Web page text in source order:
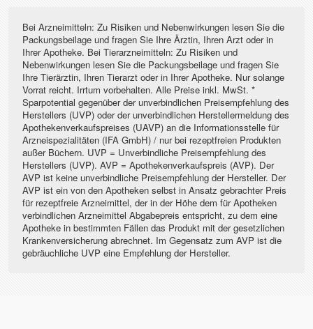
Bei Arzneimitteln: Zu Risiken und Nebenwirkungen lesen Sie die
Packungsbeilage und fragen Sie Ihre Ärztin, Ihren Arzt oder in
Ihrer Apotheke. Bei Tierarzneimitteln: Zu Risiken und
Nebenwirkungen lesen Sie die Packungsbeilage und fragen Sie
Ihre Tierärztin, Ihren Tierarzt oder in Ihrer Apotheke. Nur solange
Vorrat reicht. Irrtum vorbehalten. Alle Preise inkl. MwSt. *
Sparpotential gegenüber der unverbindlichen Preisempfehlung des
Herstellers (UVP) oder der unverbindlichen Herstellermeldung des
Apothekenverkaufspreises (UAVP) an die Informationsstelle für
Arzneispezialitäten (IFA GmbH) / nur bei rezeptfreien Produkten
außer Büchern. UVP = Unverbindliche Preisempfehlung des
Herstellers (UVP). AVP = Apothekenverkaufspreis (AVP). Der
AVP ist keine unverbindliche Preisempfehlung der Hersteller. Der
AVP ist ein von den Apotheken selbst in Ansatz gebrachter Preis
für rezeptfreie Arzneimittel, der in der Höhe dem für Apotheken
verbindlichen Arzneimittel Abgabepreis entspricht, zu dem eine
Apotheke in bestimmten Fällen das Produkt mit der gesetzlichen
Krankenversicherung abrechnet. Im Gegensatz zum AVP ist die
gebräuchliche UVP eine Empfehlung der Hersteller.